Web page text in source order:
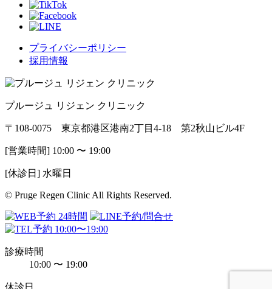
プライバシーポリシー
採用情報
プルージュ リジェン クリニック
〒108-0075 東京都港区港南2丁目4-18 第2秋山ビル4F
[営業時間] 10:00 〜 19:00
[休診日] 水曜日
© Pruge Regen Clinic All Rights Reserved.
診療時間
10:00 〜 19:00
休診日